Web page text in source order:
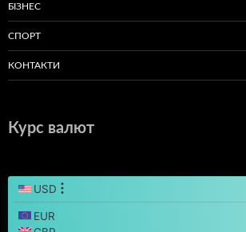
БІЗНЕС
СПОРТ
КОНТАКТИ
Курс валют